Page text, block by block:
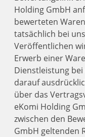
Holding GmbH
bewerteten
tatsächlich bei
Veröffentlichen
Erwerb einer
Dienstleistung
darauf
über das
eKomi Holding
zwischen den
GmbH geltenden